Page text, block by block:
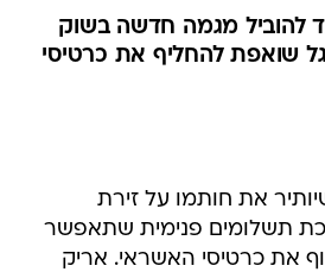
להוביל מגמה חדשה בשוק
שואפת להחליף את כרטיסי
את חותמו על זירת
תשלומים פנימית שתאפשר
את כרטיסי האשראי. אריק